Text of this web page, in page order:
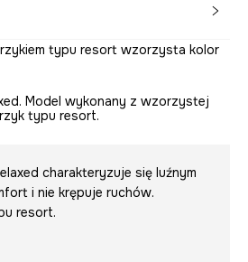
typu resort wzorzysta kolor
Model wykonany z wzorzystej
typu resort.
charakteryzuje się luźnym
i nie krępuje ruchów.
resort.